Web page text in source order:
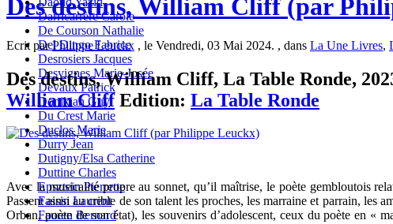
Darricarrère Carole
De Courson Nathalie
Del Dingo Fabrice
Desrosiers Jacques
Desvignes Marie-Josée
Devaux Patrick
Donikian Guy
Du Crest Marie
Duclos Marie
Durry Jean
Dutigny/Elsa Catherine
Duttine Charles
Epsztein Pierrette
Fassin Laurent
Fauren Bernard
Des destins, William Cliff (par
Ecrit parPhilippe Leuckx , le Vendredi, 03 Mai 2024. , dans La Une Livres,
Des destins, William Cliff, La Table Ronde,
William CliffEdition: La Table Ronde
Avec la musicalité propre au sonnet, qu’il maîtrise, le poète gembloutois
Passent ainsi au crible de son talent les proches, les marraine et parrain, les
Orban, poète de son état), les souvenirs d’adolescent, ceux du poète en «